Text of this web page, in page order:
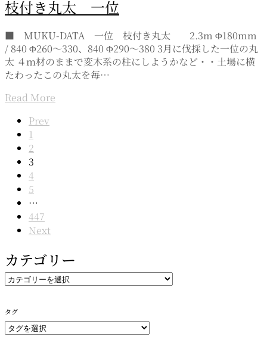
枝付き丸太 一位
■ MUKU-DATA 一位 枝付き丸太 2.3m Φ180mm
/ 840 Φ260～330、840 Φ290～380 3月に伐採した一位の丸
太 ４ｍ材のままで変木系の柱にしようかなど・・土場に横
たわったこの丸太を毎…
Read More
Page
navigation
Prev
1
2
3
4
5
…
447
Next
カテゴリー
カ
リ
ー
タグ